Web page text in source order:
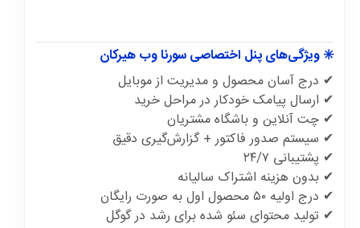
✳️ ویژگی‌های پنل اختصاصی سورنا وب هیرکان
✔ درج آسان محصول و مدیریت از موبایل
✔ ارسال پیامک خودکار در مراحل خرید
✔ چت آنلاین و باشگاه مشتریان
✔ سیستم صدور فاکتور + گزارش‌گیری دقیق
✔ پشتیبانی ۲۴/۷
✔ بدون هزینه اشتراک سالیانه
✔ درج اولیه ۵۰ محصول اول به صورت رایگان
✔ تولید محتوای سئو شده برای رشد در گوگل